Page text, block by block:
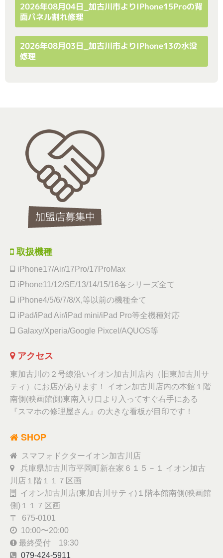
2026年08月04日_加古川市よりiPhone15Proの背
面パネル割れ修理
2026年08月03日_加古川市よりiPhone13の水没
修理
取扱機種
iPhone17/Air/17Pro/17ProMax
iPhone11/12/SE/13/14/15/16各シリーズ全て
iPhone4/5/6/7/8/X,等以前の機種全て
iPad/iPad Air/iPad mini/iPad Pro等全機種対応
Galaxy/Xperia/Google Pixcel/AQUOS等
アクセス
東加古川の２号線沿いイオン加古川店内（旧東加古川サ
ティ）にお店があります！ イオン加古川店内の本館１階
南側(映画館側)東南入り口より入ってすぐ右手にある
『スマホの修理屋さん』の大きな看板が目印です！
SHOP
スマフォドクターイオン加古川店
兵庫県加古川市平岡町新在家６１５－１ イオン加古
川店１階１１７区画
イオン加古川店(東加古川サティ)１階本館南側(映画館
側)１１７区画
〒 675-0101
10:00〜20:00
最終受付 19:30
079-424-5911